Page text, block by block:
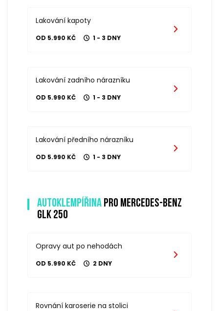
Lakování kapoty
OD 5.990 KČ 1 - 3 DNY
Lakování zadního nárazníku
OD 5.990 KČ 1 - 3 DNY
Lakování předního nárazníku
OD 5.990 KČ 1 - 3 DNY
Autoklempířina pro mercedes-benz
glk 250
Opravy aut po nehodách
OD 5.990 KČ 2 DNY
Rovnání karoserie na stolici